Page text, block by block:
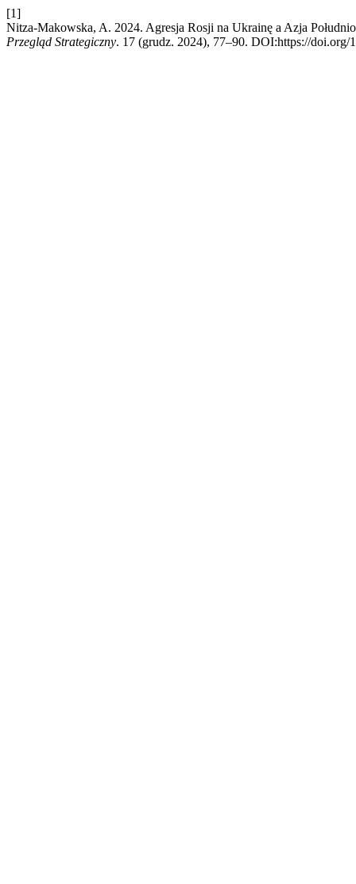
[1]
Nitza-Makowska, A. 2024. Agresja Rosji na Ukrainę a Azja
Przegląd Strategiczny. 17 (grudz. 2024), 77–90. DOI:https://doi.org/